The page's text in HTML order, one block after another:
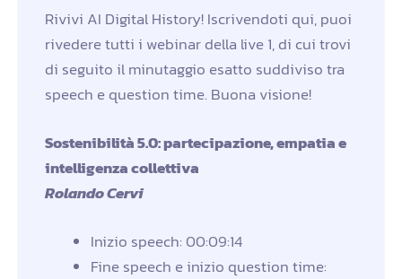
Rivivi AI Digital History! Iscrivendoti qui, puoi
rivedere tutti i webinar della live 1, di cui trovi
di seguito il minutaggio esatto suddiviso tra
speech e question time. Buona visione!
Sostenibilità 5.0: partecipazione, empatia e
intelligenza collettiva
Rolando Cervi
Inizio speech: 00:09:14
Fine speech e inizio question time: